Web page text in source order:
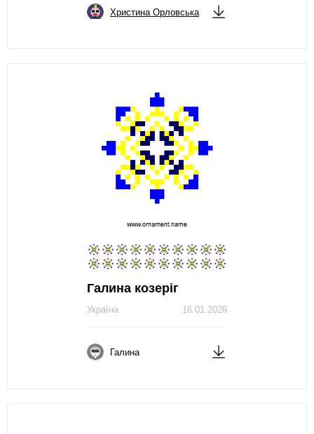
Христина Орловська
Галина козеріг
16.01.2026
Україна
Галина